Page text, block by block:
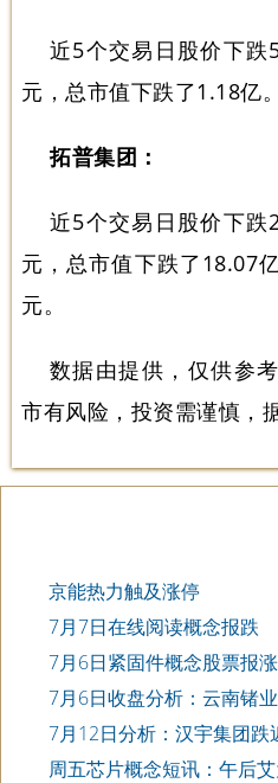
近5个交易日股价下跌
元，总市值下跌了1.18亿。
拓普集团：
近5个交易日股价下跌
元，总市值下跌了18.07
元。
数据由提供，仅供参
市有风险，投资需谨慎，
京能热力触及涨停
7月7日在线阅读概念报跌
7月6日紧固件概念股票报涨
7月6日收盘分析：云南锗
7月12日分析：汉宇集团跌
周五芯片概念短讯：午后